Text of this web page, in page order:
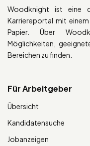
Woodknight ist eine
Karriereportal mit
Papier. Über
Möglichkeiten,
Bereichen zu finden.
Für Arbeitgeber
Übersicht
Kandidatensuche
Jobanzeigen